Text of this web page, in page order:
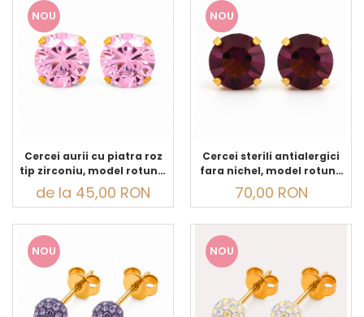
NOU
Cercei aurii cu piatra roz
tip zirconiu, model rotund,
sistem tip surub/fluturas,
eleganti pentru copii si
de la 45,00 RON
NOU
Cercei sterili antialergici
fara nichel, model rotund
cu piatra ametist
70,00 RON
NOU NOU